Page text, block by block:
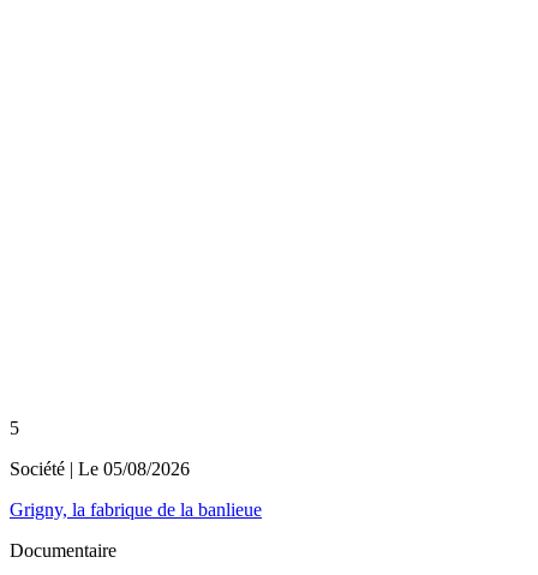
5
Société | Le 05/08/2026
Grigny, la fabrique de la banlieue
Documentaire